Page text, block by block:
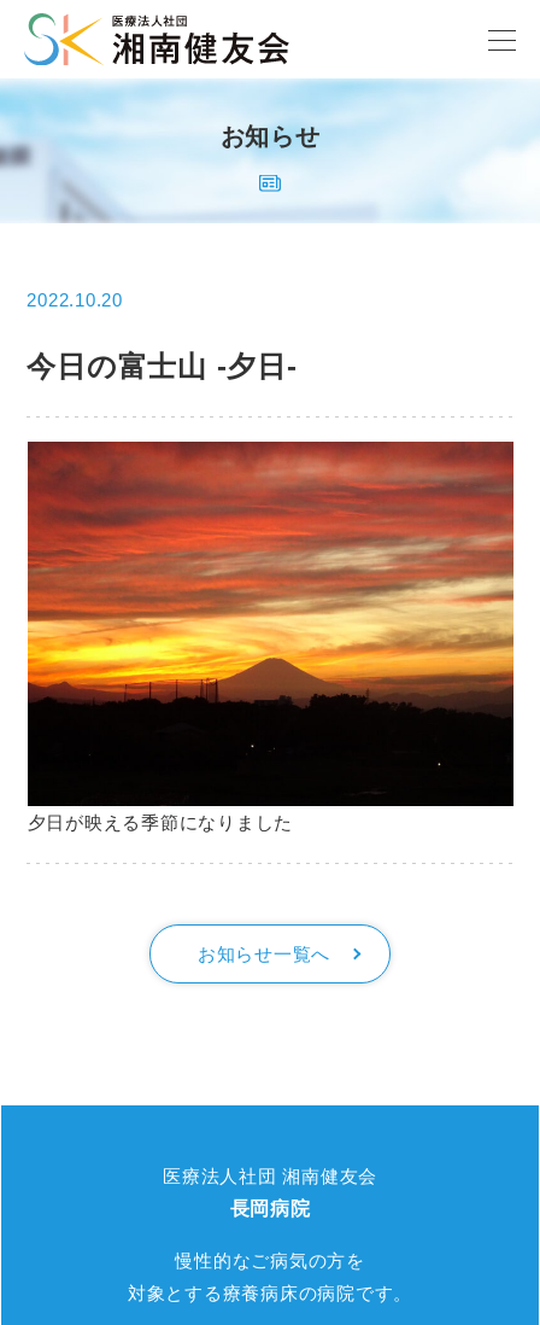
お知らせ
2022.10.20
今日の富士山 -夕日-
夕日が映える季節になりました
お知らせ一覧へ
医療法人社団 湘南健友会
長岡病院
慢性的なご病気の方を
対象とする療養病床の病院です。